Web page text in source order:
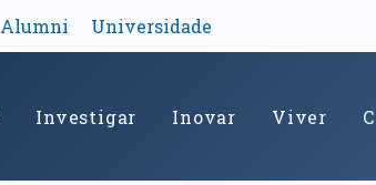
Alumni Universidade
Investigar Inovar Viver